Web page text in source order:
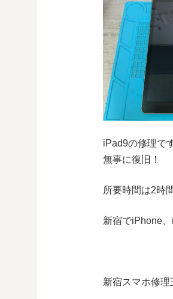
iPad9の修理で
無事に復旧！
所要時間は2時
新宿でiPhone
新宿スマホ修理